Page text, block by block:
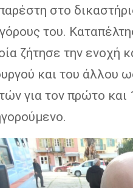
στο
του.
ζήτησε την ενοχή
και του άλλου
για τον πρώτο και